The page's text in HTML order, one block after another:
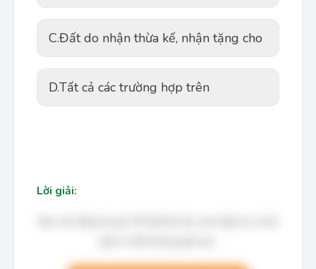
C.Đất do nhận thừa kế, nhận tặng cho
D.Tất cả các trường hợp trên
Lời giải: